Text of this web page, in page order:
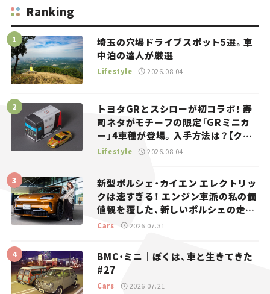
Ranking
埼玉の穴場ドライブスポット5選。車
中泊の達人が厳選
Lifestyle 2026.08.04
トヨタGRとスシローが初コラボ！ 寿
司ネタがモチーフの限定「GRミニカ
ー」4車種が登場。入手方法は？【クル
マとホビー】
Lifestyle 2026.08.04
新型ポルシェ・カイエン エレクトリッ
クは速すぎる！ エンジン車派の私の価
値観を覆した、新しいポルシェの走
り。
Cars 2026.07.31
BMC・ミニ｜ぼくは、車と生きてきた
#27
Cars 2026.07.21